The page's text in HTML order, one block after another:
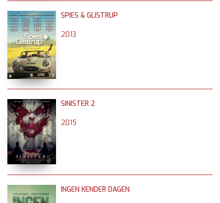
SPIES & GLISTRUP
2013
SINISTER 2
2015
INGEN KENDER DAGEN